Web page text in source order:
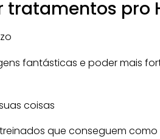
tratamentos pro
fantásticas e poder mais
coisas
que conseguem